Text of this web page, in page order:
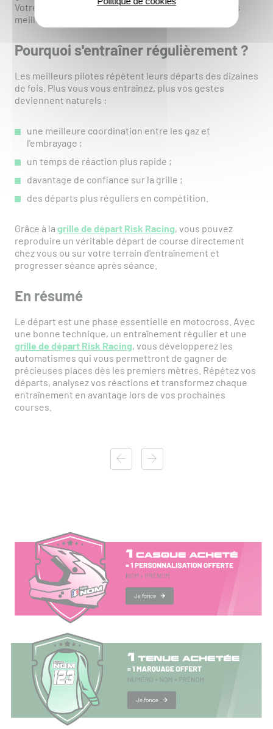
Votre objectif est d'arriver au premier virage dans les
meilleures conditions.
Pourquoi s'entraîner régulièrement ?
Les meilleurs pilotes répètent leurs départs des dizaines
de fois. Plus vous vous entraînez, plus vos gestes
deviennent naturels :
une meilleure coordination entre les gaz et
l'embrayage ;
un temps de réaction plus rapide ;
davantage de confiance sur la grille ;
des départs plus réguliers en compétition.
Grâce à la grille de départ Risk Racing, vous pouvez
reproduire un véritable départ de course directement
chez vous ou sur votre terrain d'entraînement et
progresser séance après séance.
En résumé
Le départ est une phase essentielle en motocross. Avec
une bonne technique, un entraînement régulier et une
grille de départ Risk Racing, vous développerez les
automatismes qui vous permettront de gagner de
précieuses places dès les premiers mètres. Répétez vos
départs, analysez vos réactions et transformez chaque
entraînement en avantage lors de vos prochaines
courses.